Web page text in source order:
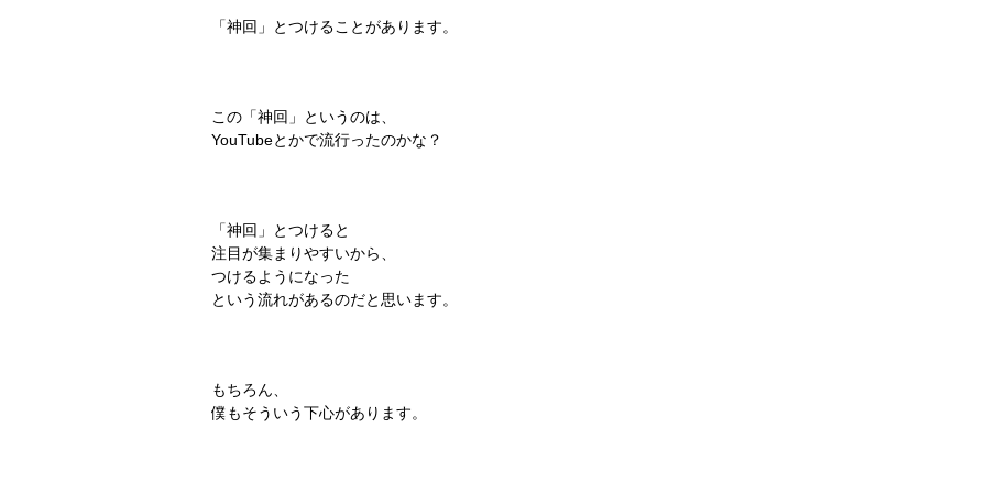
「神回」 とつけることがあります。
この「神回」というのは、
YouTubeとかで流行ったのかな？
「神回」とつけると
注目が集まりやすいから、
つけるようになった
という流れがあるのだと思います。
もちろん、
僕もそういう下心があります。